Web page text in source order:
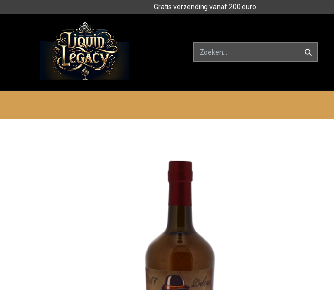
Gratis verzending vanaf 200 euro